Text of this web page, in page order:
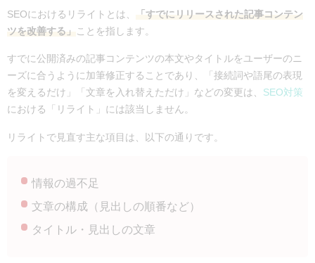
SEOにおけるリライトとは、
「すでにリリースされた記事コンテン
ツを改善する」
ことを指します。
すでに公開済みの記事コンテンツの本文やタイトルをユーザーのニ
ーズに合うように加筆修正することであり、「接続詞や語尾の表現
を変えるだけ」「文章を入れ替えただけ」などの変更は、 SEO対策
における「リライト」には該当しません。
リライトで見直す主な項目は、以下の通りです。
情報の過不足
文章の構成（見出しの順番など）
タイトル・見出しの文章